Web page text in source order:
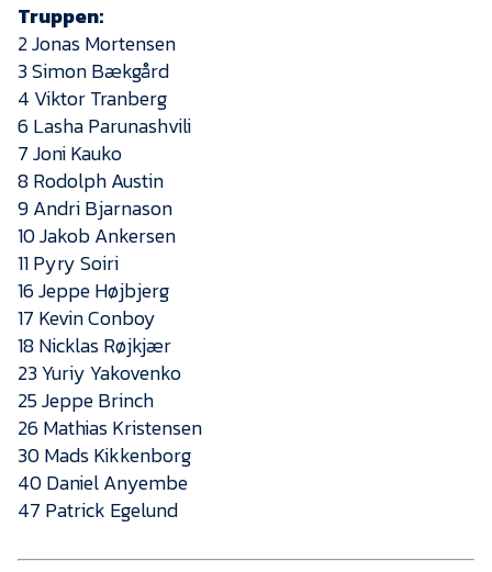
Job i EfB
Presse
Truppen:
2 Jonas Mortensen
3 Simon Bækgård
4 Viktor Tranberg
6 Lasha Parunashvili
7 Joni Kauko
8 Rodolph Austin
9 Andri Bjarnason
10 Jakob Ankersen
11 Pyry Soiri
16 Jeppe Højbjerg
17 Kevin Conboy
18 Nicklas Røjkjær
23 Yuriy Yakovenko
25 Jeppe Brinch
26 Mathias Kristensen
30 Mads Kikkenborg
40 Daniel Anyembe
47 Patrick Egelund